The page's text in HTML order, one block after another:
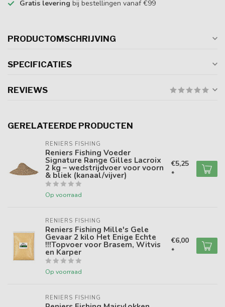
Gratis levering bij bestellingen vanaf €99
PRODUCTOMSCHRIJVING
SPECIFICATIES
REVIEWS
GERELATEERDE PRODUCTEN
RENIERS FISHING
Reniers Fishing Voeder
Signature Range Gilles Lacroix
2 kg – wedstrijdvoer voor voorn
& bliek (kanaal/vijver)
Op voorraad
€5,25
*
RENIERS FISHING
Reniers Fishing Mille's Gele
Gevaar 2 kilo Het Enige Echte
!!!Topvoer voor Brasem, Witvis
en Karper
Op voorraad
€6,00
*
RENIERS FISHING